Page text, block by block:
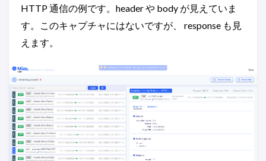
HTTP 通信の例です。header や body が見えていま
す。このキャプチャにはないですが、 response も見
えます。